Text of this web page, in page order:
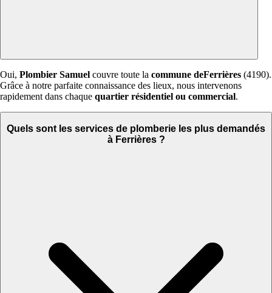
Oui, Plombier Samuel couvre toute la commune deFerrières (4190).
Grâce à notre parfaite connaissance des lieux, nous intervenons
rapidement dans chaque quartier résidentiel ou commercial.
Quels sont les services de plomberie les plus demandés
à Ferrières ?